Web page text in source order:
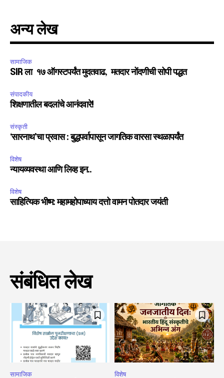
अन्य लेख
सामाजिक
SIR ला १७ ऑगस्टपर्यंत मुदतवाढ, मतदार नोंदणीची सोपी पद्धत
संपादकीय
शिक्षणातील बदलांचे आनंदवारे!
संस्कृती
‘सारनाथ’चा प्रवास : बुद्धपर्वापासून जागतिक वारसा स्थळापर्यंत
विशेष
न्यायव्यवस्था आणि लिव्ह इन..
विशेष
साहित्यिक भीष्म: महामहोपाध्याय दत्तो वामन पोतदार जयंती
संबंधित लेख
सामाजिक विशेष